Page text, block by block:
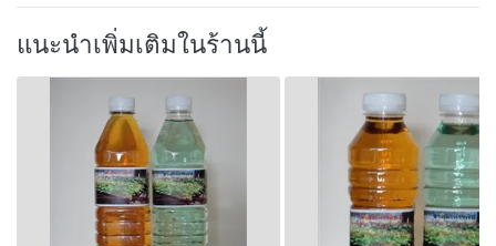
แนะนำเพิ่มเติมในร้านนี้